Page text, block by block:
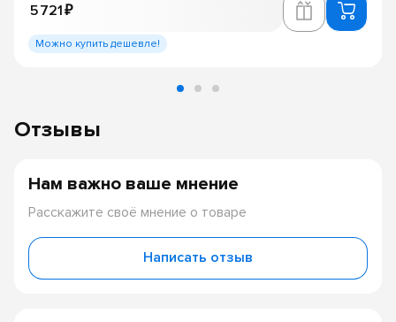
5 721 ₽
Можно купить дешевле!
Отзывы
Нам важно ваше мнение
Расскажите своё мнение о товаре
Написать отзыв